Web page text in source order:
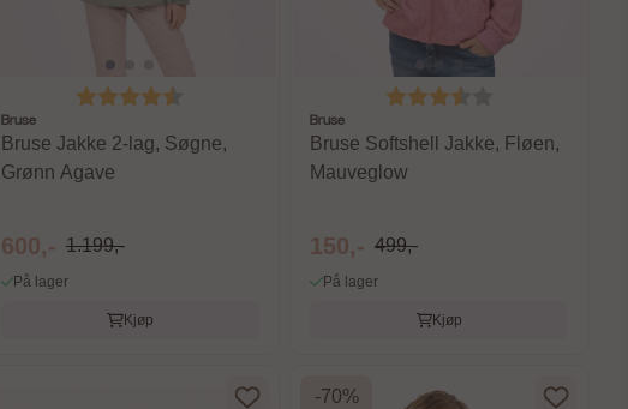
Karakter:
Bruse
Bruse Jakke 2-lag, Søgne,
Grønn Agave
600,- 1.199,-
På lager
Kjøp
Karakter:
Bruse
Bruse Softshell Jakke, Fløen,
Mauveglow
150,- 499,-
På lager
Kjøp
-70%